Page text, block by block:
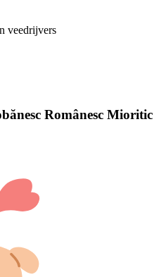
veedrijvers
Românesc Mioritic